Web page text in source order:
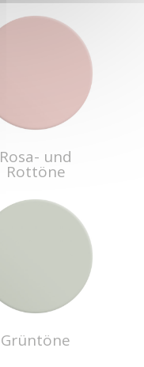
Rosa- und
Rottöne
Grüntöne